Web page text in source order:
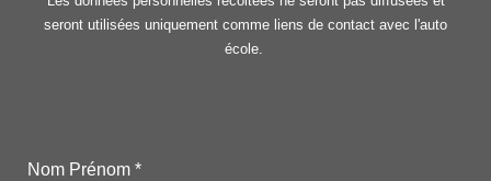
seront utilisées uniquement comme liens de contact avec l'auto
école.
Nom Prénom *